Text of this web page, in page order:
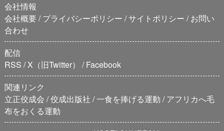
会社情報
会社概要 プライバシーポリシー サイトポリシー
お問い
合わせ
配信
RSS X（旧Twitter）
Facebook
関連リンク
立正佼成会 佼成出版社 一食を捧げる運動
アフリカへ毛
布をおくる運動